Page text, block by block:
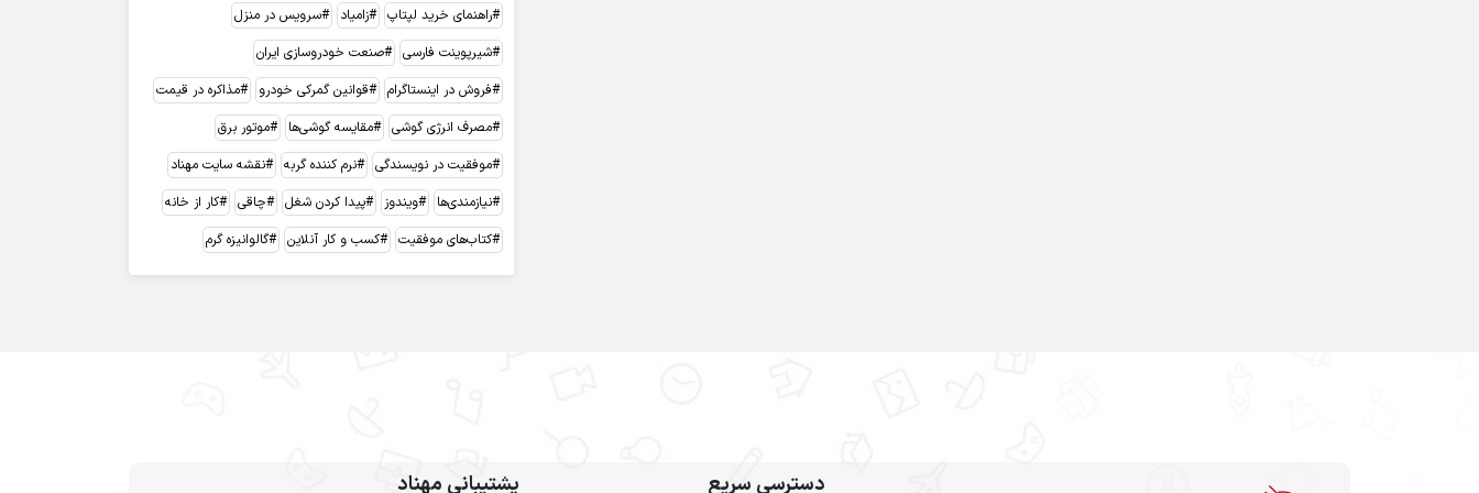
راهنمای خرید لپتاپ زامیاد
سرویس در منزل
شیرپوینت فارسی
صنعت خودروسازی ایران
فروش در اینستاگرام
قوانین گمرکی خودرو
مذاکره در قیمت
مصرف انرژی گوشی
مقایسه گوشی‌ها
موتور برق
موفقیت در نویسندگی
نرم کننده گربه
نقشه سایت مهناد
نیازمندی‌ها
ویندوز پیدا کردن شغل چاقی
کار از خانه
کتاب‌های موفقیت
کسب و کار آنلاین گالوانیزه گرم
دسترسی سریع پشتیبانی مهناد